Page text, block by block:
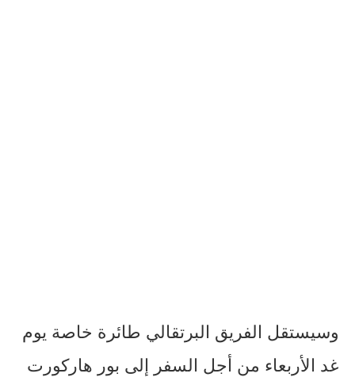
وسيستقل الفريق البرتقالي طائرة خاصة يوم
غد الأربعاء من أجل السفر إلى بور هاركورت